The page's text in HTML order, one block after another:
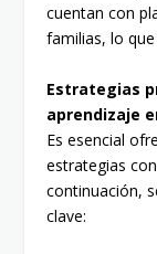
cuentan con
familias, lo
Estrategias
aprendizaje
Es esencial
estrategias
continuación,
clave: